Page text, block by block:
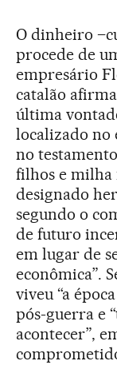
O dinheiro
procede de
empresário
catalão
última
localizado no
no
filhos e milha
designado
segundo o
de futuro
em lugar de
econômica”.
viveu “a
pós-guerra e
acontecer”,